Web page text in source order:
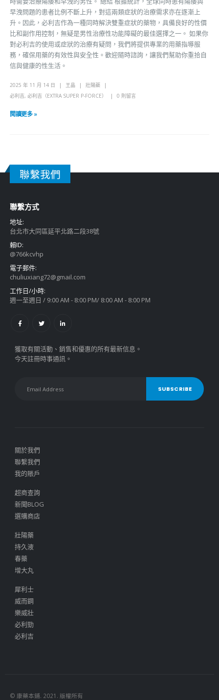
早洩問題的患者比例不斷上升，對這兩類症狀的治療需求亦在逐漸上
升。因此，必利吉作為一種同時解決雙重症狀的藥物，具備良好的性價
比和副作用控制，無疑是男性治療性功能障礙的最佳選擇之一。 如果你
對必利吉的使用或症狀的治療有疑問，我們將提供專業的用藥指導服
務，確保用藥的有效性與安全性。歡迎隨時諮詢，讓我們幫助你重拾自
信與健康的性生活。
2025 年 11 月 14 日 王晶
壯陽藥
必利吉, 必利吉（EXTRA SUPER P-FORCE） 0 則留言
閱讀更多 »
聯繫我們
聯繫方式
地址:
台北市大同區延平北路二段38號
賴ID:
@766kcvhp
電子郵件:
chuliuxiang72@gmail.com
工作日/小時:
週一至週日 / 9:00 AM - 8:00 PM/ 8:00 AM - 8:00 PM
獲取有關活動、銷售和優惠的所有最新信息。
今天註冊時事通訊。
關於我們
聯繫我們
我的賬戶
超商查詢
新聞BLOG
選購商店
壯陽藥
持久液
春藥
增大丸
犀利士
威而鋼
樂威壯
必利勁
必利吉
© 康藥本鋪. 2021. 版權所有